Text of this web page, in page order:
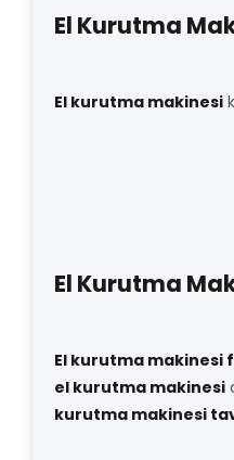
El Kurutma
El kurutma makinesi
El Kurutma
El kurutma makinesi
el kurutma makinesi
kurutma makinesi